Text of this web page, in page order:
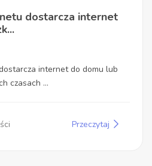
dostarcza internet
internet do domu lub
czasach ...
Przeczytaj